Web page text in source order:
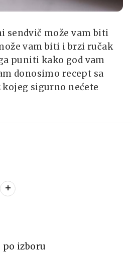
sendvič može vam biti
vam biti i brzi ručak
puniti kako god vam
donosimo recept sa
sigurno nećete
po izboru